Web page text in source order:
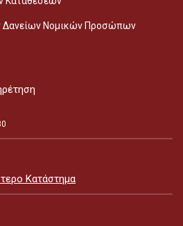
Δανείων Νομικών Προσώπων
Κατάστημα